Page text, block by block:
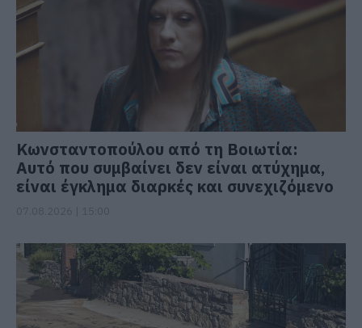
Κωνσταντοπούλου από τη Βοιωτία:
Αυτό που συμβαίνει δεν είναι ατύχημα,
είναι έγκλημα διαρκές και συνεχιζόμενο